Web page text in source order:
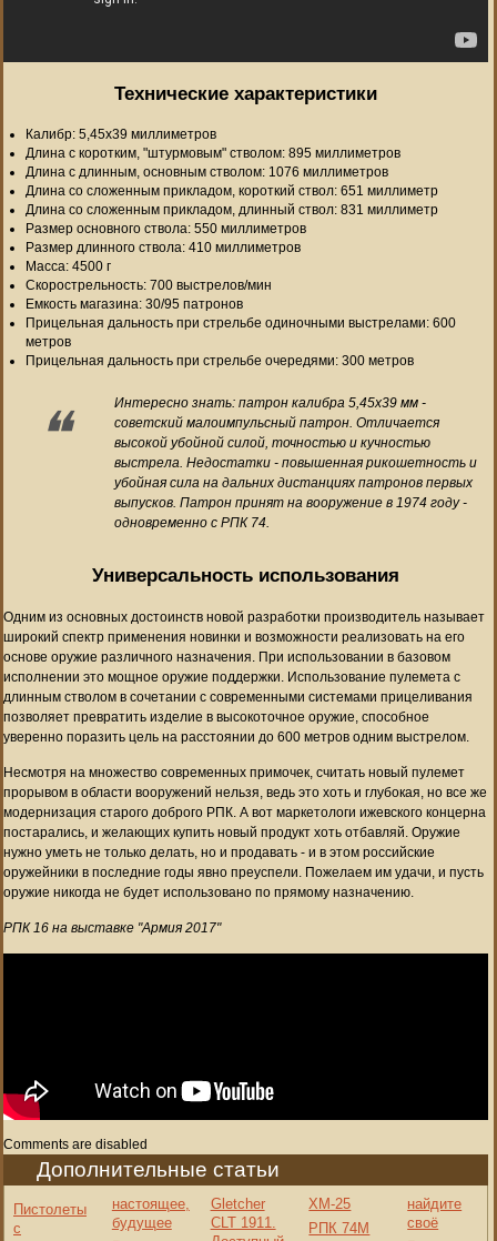
Технические характеристики
Калибр: 5,45х39 миллиметров
Длина с коротким, "штурмовым" стволом: 895 миллиметров
Длина с длинным, основным стволом: 1076 миллиметров
Длина со сложенным прикладом, короткий ствол: 651 миллиметр
Длина со сложенным прикладом, длинный ствол: 831 миллиметр
Размер основного ствола: 550 миллиметров
Размер длинного ствола: 410 миллиметров
Масса: 4500 г
Скорострельность: 700 выстрелов/мин
Емкость магазина: 30/95 патронов
Прицельная дальность при стрельбе одиночными выстрелами: 600
метров
Прицельная дальность при стрельбе очередями: 300 метров
Интересно знать: патрон калибра 5,45х39 мм -
советский малоимпульсный патрон. Отличается
высокой убойной силой, точностью и кучностью
выстрела. Недостатки - повышенная рикошетность и
убойная сила на дальних дистанциях патронов первых
выпусков. Патрон принят на вооружение в 1974 году -
одновременно с РПК 74.
Универсальность использования
Одним из основных достоинств новой разработки производитель называет
широкий спектр применения новинки и возможности реализовать на его
основе оружие различного назначения. При использовании в базовом
исполнении это мощное оружие поддержки. Использование пулемета с
длинным стволом в сочетании с современными системами прицеливания
позволяет превратить изделие в высокоточное оружие, способное
уверенно поразить цель на расстоянии до 600 метров одним выстрелом.
Несмотря на множество современных примочек, считать новый пулемет
прорывом в области вооружений нельзя, ведь это хоть и глубокая, но все же
модернизация старого доброго РПК. А вот маркетологи ижевского концерна
постарались, и желающих купить новый продукт хоть отбавляй. Оружие
нужно уметь не только делать, но и продавать - и в этом российские
оружейники в последние годы явно преуспели. Пожелаем им удачи, и пусть
оружие никогда не будет использовано по прямому назначению.
РПК 16 на выставке "Армия 2017"
Comments are disabled
Дополнительные статьи
Пистолеты
с
настоящее,
будущее
Gletcher
CLT 1911.
ХМ-25
РПК 74М
найдите
своё